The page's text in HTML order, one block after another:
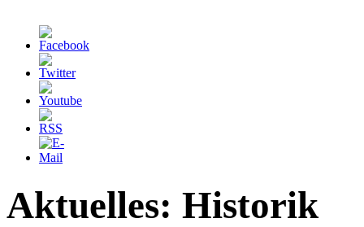
Aktuelles: Historik